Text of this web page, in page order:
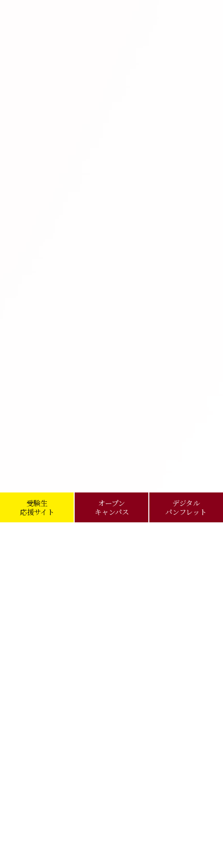
受験生
応援サイト
オープン
キャンパス
デジタル
パンフレット